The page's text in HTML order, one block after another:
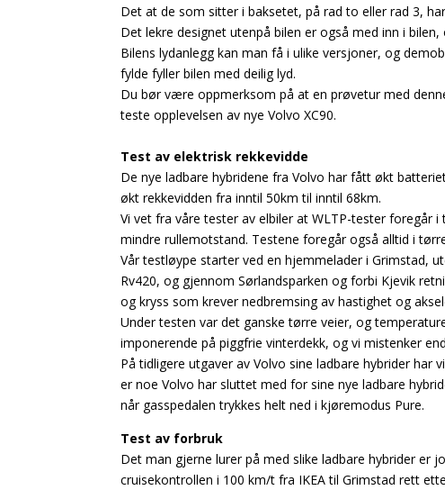
Det at de som sitter i baksetet, på rad to eller rad 3,
Det lekre designet utenpå bilen er også med inn i
Bilens lydanlegg kan man få i ulike versjoner, og
fylde fyller bilen med deilig lyd.
Du bør være oppmerksom på at en prøvetur med
teste opplevelsen av nye Volvo XC90.
Test av elektrisk rekkevidde
De nye ladbare hybridene fra Volvo har fått økt
økt rekkevidden fra inntil 50km til inntil 68km.
Vi vet fra våre tester av elbiler at WLTP-tester
mindre rullemotstand. Testene foregår også alltid i
Vår testløype starter ved en hjemmelader i Grimstad,
Rv420, og gjennom Sørlandsparken og forbi Kjevik
og kryss som krever nedbremsing av hastighet og
Under testen var det ganske tørre veier, og
imponerende på piggfrie vinterdekk, og vi mistenker
På tidligere utgaver av Volvo sine ladbare hybrider
er noe Volvo har sluttet med for sine nye ladbare
når gasspedalen trykkes helt ned i kjøremodus Pure.
Test av forbruk
Det man gjerne lurer på med slike ladbare hybrider er
cruisekontrollen i 100 km/t fra IKEA til Grimstad rett